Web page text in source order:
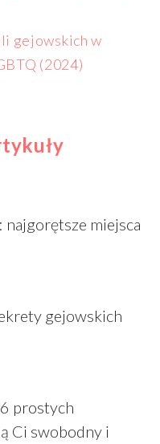
gejowskich w
(2024)
najgorętsze miejsca
gejowskich
prostych
Ci swobodny i